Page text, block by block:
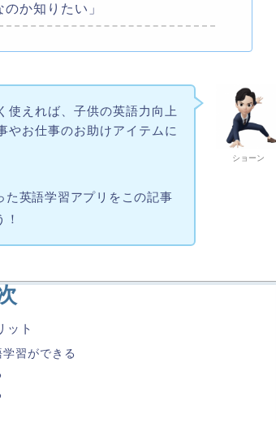
か知りたい」
ショーン
使えれば、子供の英語力向上
やお仕事のお助けアイテムに
た英語学習アプリをこの記事
ット
習ができる